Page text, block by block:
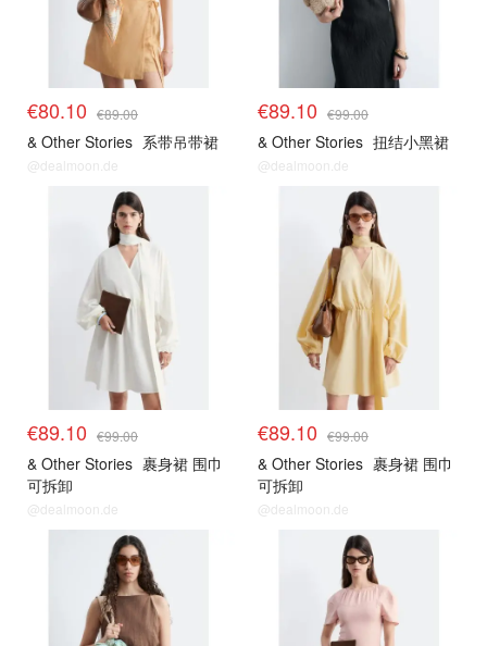
€80.10 €89.00
& Other Stories 系带吊带裙
@dealmoon.de
€89.10 €99.00
& Other Stories 扭结小黑裙
@dealmoon.de
€89.10 €99.00
& Other Stories 裹身裙 围巾
可拆卸
@dealmoon.de
€89.10 €99.00
& Other Stories 裹身裙 围巾
可拆卸
@dealmoon.de